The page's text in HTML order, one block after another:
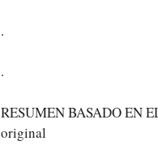
.
.
RESUMEN BASADO EN
original